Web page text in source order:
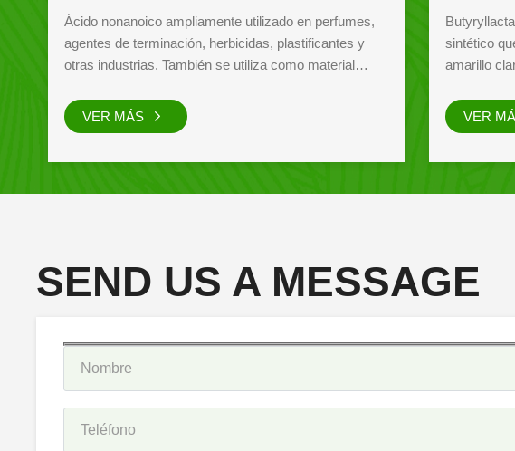
Butyryllactate de butilo es un agente saborizante
sintético que es un líquido estable, de incoloro a
amarillo claro con olor a mantequilla cocida.
VER MÁS
El butirato
se utiliza
VER
SEND US A MESSAGE